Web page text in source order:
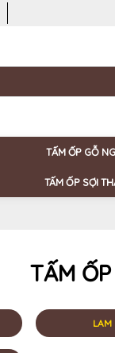
TẤM ỐP GỖ
TẤM ỐP SỢI
TẤM
LAM